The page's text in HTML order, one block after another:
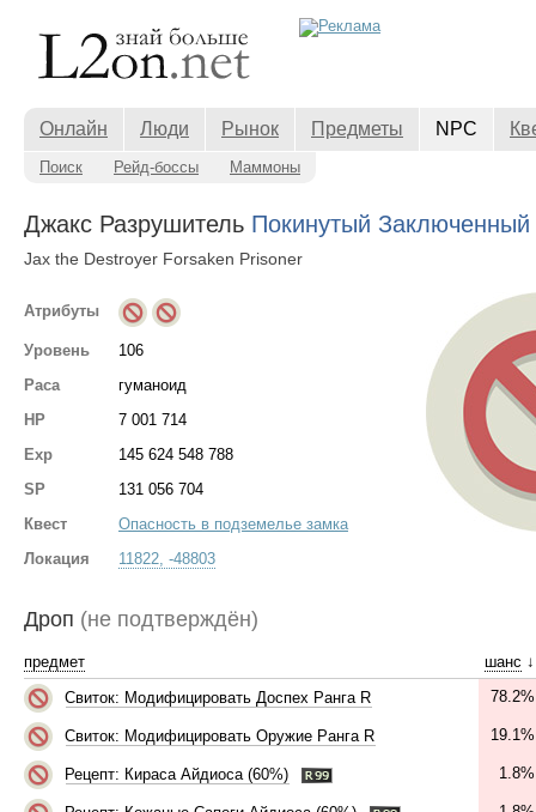
Онлайн Люди Рынок Предметы NPC
Поиск Рейд-боссы Маммоны
Джакс Разрушитель Покинутый Заключенный
Jax the Destroyer Forsaken Prisoner
Атрибуты
Уровень
106
Раса
гуманоид
HP
7 001 714
Exp
145 624 548 788
SP
131 056 704
Квест
Опасность в подземелье замка
Локация
11822, -48803
Дроп (не подтверждён)
предмет шанс ↓
Свиток: Модифицировать Доспех Ранга R
78.2%
Свиток: Модифицировать Оружие Ранга R 19.1%
Рецепт: Кираса Айдиоса (60%) 1.8%